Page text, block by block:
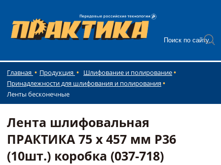
Главная Продукция
Шлифование и полирование
Принадлежности для шлифования и полирования
Ленты бесконечные
Лента шлифовальная
ПРАКТИКА 75 х 457 мм P36
(10шт.) коробка (037-718)